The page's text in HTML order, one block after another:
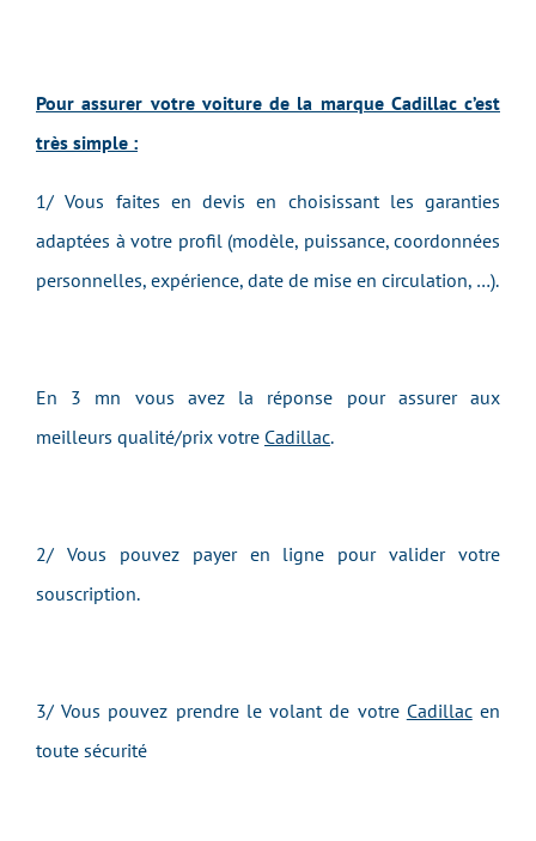
Pour assurer votre voiture de la marque Cadillac c’est
très simple :
1/ Vous faites en devis en choisissant les garanties
adaptées à votre profil (modèle, puissance, coordonnées
personnelles, expérience, date de mise en circulation, …).
En 3 mn vous avez la réponse pour assurer aux
meilleurs qualité/prix votre Cadillac.
2/ Vous pouvez payer en ligne pour valider votre
souscription.
3/ Vous pouvez prendre le volant de votre Cadillacen
toute sécurité